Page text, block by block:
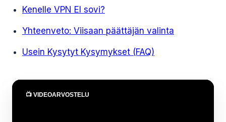
Kenelle VPN EI sovi?
Yhteenveto: Viisaan päättäjän valinta
Usein Kysytyt Kysymykset (FAQ)
📺 VIDEOARVOSTELU